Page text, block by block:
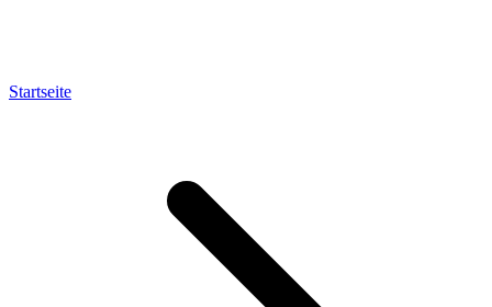
Startseite